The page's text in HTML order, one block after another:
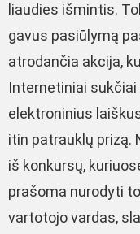
liaudies išmintis.
gavus pasiūlymą
atrodančia akcija,
Internetiniai
elektroninius
itin patrauklų prizą.
iš konkursų,
prašoma nurodyti
vartotojo vardas,